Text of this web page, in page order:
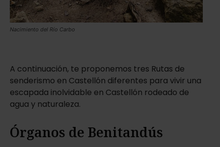
Nacimiento del Río Carbo
A continuación, te proponemos tres Rutas de
senderismo en Castellón diferentes para vivir una
escapada inolvidable en Castellón rodeado de
agua y naturaleza.
Órganos de Benitandús